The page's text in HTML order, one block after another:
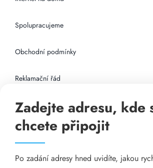
Spolupracujeme
Obchodní podmínky
Reklamační řád
Připojení k internetu
Odkazy
Katalog A-seznam.cz
Zadejte adresu, kde
chcete připojit
Po zadání adresy hned uvidíte, jakou